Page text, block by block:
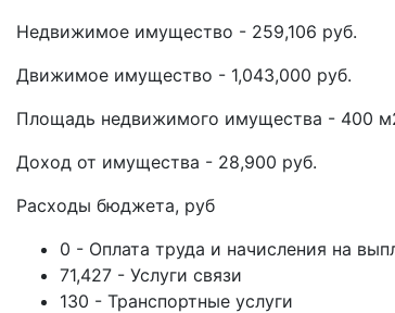
Недвижимое имущество - 259,106 руб.
Движимое имущество - 1,043,000 руб.
Площадь недвижимого имущества - 400
Доход от имущества - 28,900 руб.
Расходы бюджета, руб
0 - Оплата труда и начисления на
71,427 - Услуги связи
130 - Транспортные услуги